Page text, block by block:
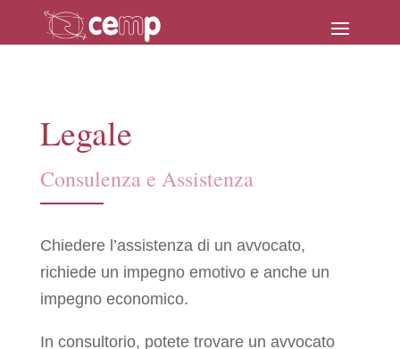
Legale
Consulenza e Assistenza
Chiedere l’assistenza di un avvocato,
richiede un impegno emotivo e anche un
impegno economico.
In consultorio, potete trovare un avvocato